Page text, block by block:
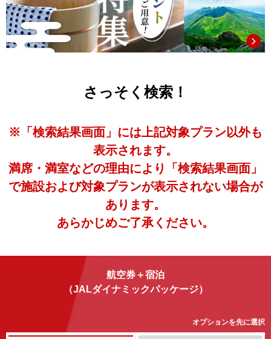
さっそく検索！
※「検索結果画面」には上記対象プラン以外も
表示されます。
満席・満室などの理由により「検索結果画面」
で施設および対象プランが表示されない場合が
あります。
あらかじめご了承ください。
航空券＋宿泊
（JALダイナミックパッケージ）
オプションを先に選択